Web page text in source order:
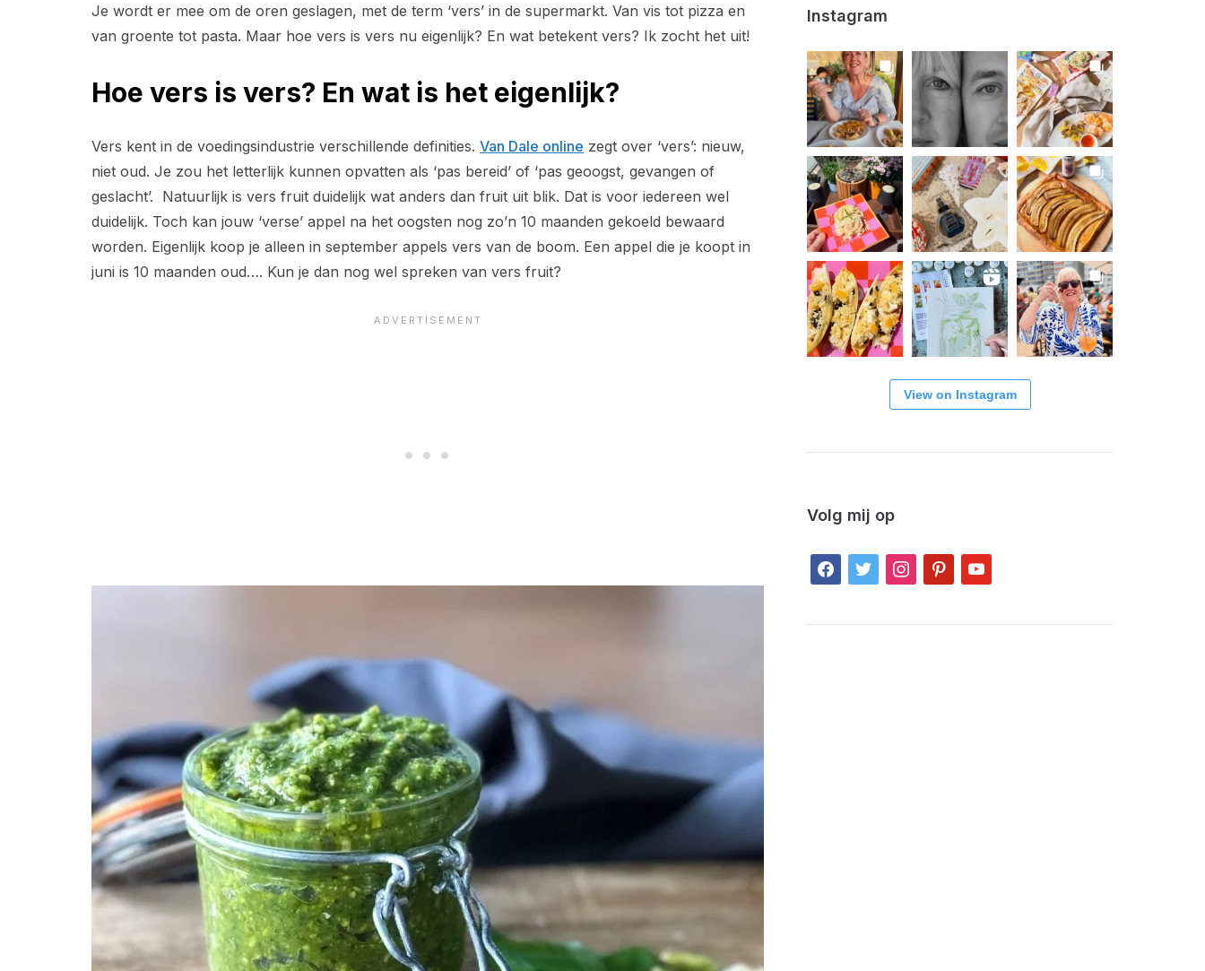
Je wordt er mee om de oren geslagen, met de term ‘vers’ in de supermarkt. Van vis tot pizza en
van groente tot pasta. Maar hoe vers is vers nu eigenlijk? En wat betekent vers? Ik zocht het uit!
Hoe vers is vers? En wat is het eigenlijk?
Vers kent in de voedingsindustrie verschillende definities. Van Dale online zegt over ‘vers’: nieuw,
niet oud. Je zou het letterlijk kunnen opvatten als ‘pas bereid’ of ‘pas geoogst, gevangen of
geslacht’. Natuurlijk is vers fruit duidelijk wat anders dan fruit uit blik. Dat is voor iedereen wel
duidelijk. Toch kan jouw ‘verse’ appel na het oogsten nog zo’n 10 maanden gekoeld bewaard
worden. Eigenlijk koop je alleen in september appels vers van de boom. Een appel die je koopt in
juni is 10 maanden oud…. Kun je dan nog wel spreken van vers fruit?
Instagram
View on Instagram
Volg mij op
facebook
twitter instagrampinterestyoutube